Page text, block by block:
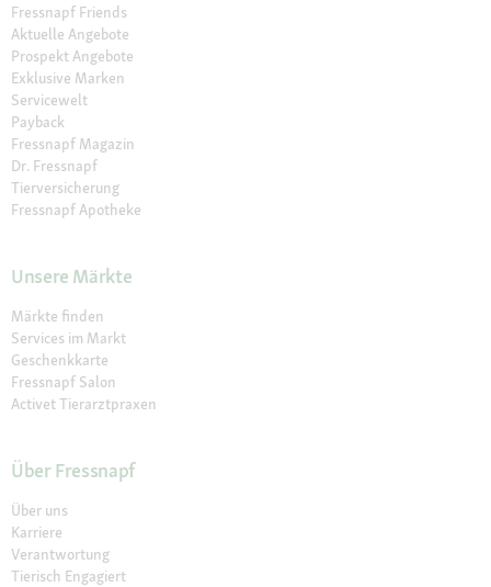
Fressnapf Friends
Aktuelle Angebote
Prospekt Angebote
Exklusive Marken
Servicewelt
Payback
Fressnapf Magazin
Dr. Fressnapf
Tierversicherung
Fressnapf Apotheke
Unsere Märkte
Märkte finden
Services im Markt
Geschenkkarte
Fressnapf Salon
Activet Tierarztpraxen
Über Fressnapf
Über uns
Karriere
Verantwortung
Tierisch Engagiert